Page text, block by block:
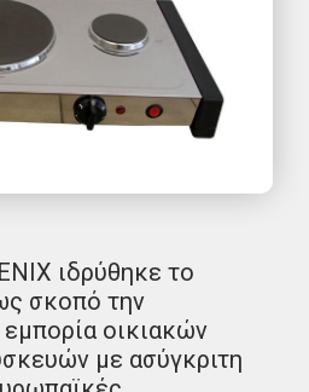
ιδρύθηκε το
σκοπό την
οικιακών
με ασύγκριτη